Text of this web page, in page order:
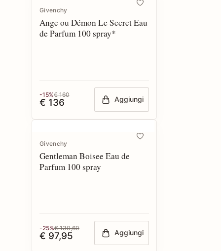
Givenchy
Ange ou Démon Le Secret Eau
de Parfum 100 spray*
-15%€ 160
€ 136 Aggiungi
Givenchy
Gentleman Boisee Eau de
Parfum 100 spray
-25%€ 130,60
€ 97,95 Aggiungi